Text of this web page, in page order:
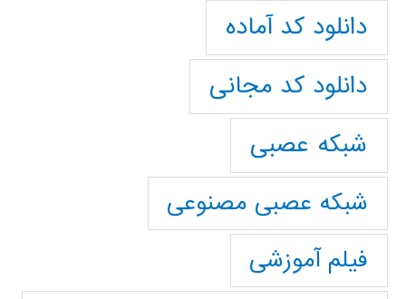
دانلود کد آماده
دانلود کد مجانی
شبکه عصبی
شبکه عصبی مصنوعی
فیلم آموزشی